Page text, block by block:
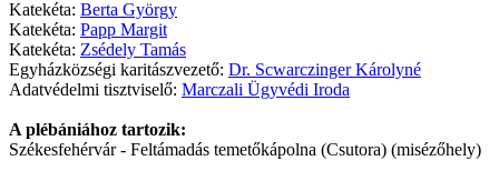
Katekéta: Berta György
Katekéta: Papp Margit
Katekéta: Zsédely Tamás
Egyházközségi karitászvezető: Dr. Scwarczinger Károlyné
Adatvédelmi tisztviselő: Marczali Ügyvédi Iroda
A plébániához tartozik:
Székesfehérvár - Feltámadás temetőkápolna (Csutora) (misézőhely)